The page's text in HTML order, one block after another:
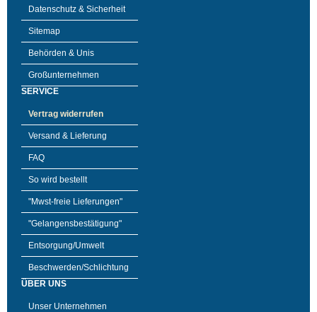
Datenschutz & Sicherheit
Sitemap
Behörden & Unis
Großunternehmen
SERVICE
Vertrag widerrufen
Versand & Lieferung
FAQ
So wird bestellt
"Mwst-freie Lieferungen"
"Gelangensbestätigung"
Entsorgung/Umwelt
Beschwerden/Schlichtung
ÜBER UNS
Unser Unternehmen